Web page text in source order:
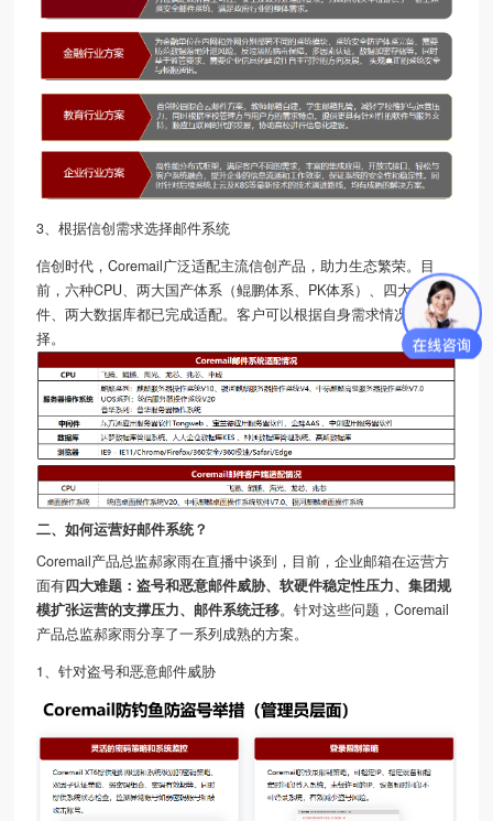
3、根据信创需求选择邮件系统
信创时代，Coremail广泛适配主流信创产品，助力生态繁荣。目
前，六种CPU、两大国产体系（鲲鹏体系、PK体系）、四大中间
件、两大数据库都已完成适配。客户可以根据自身需求情况进行选
择。
二、如何运营好邮件系统？
Coremail产品总监郝家雨在直播中谈到，目前，企业邮箱在运营方
面有四大难题：盗号和恶意邮件威胁、软硬件稳定性压力、集团规
模扩张运营的支撑压力、邮件系统迁移。针对这些问题，Coremail
产品总监郝家雨分享了一系列成熟的方案。
1、针对盗号和恶意邮件威胁